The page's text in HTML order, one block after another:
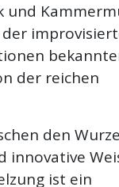
und
der reichen
den
innovative
ist ein